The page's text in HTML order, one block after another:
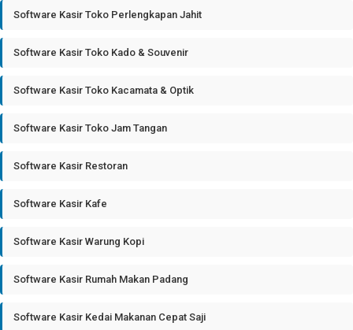
Software Kasir Toko Perlengkapan Jahit
Software Kasir Toko Kado & Souvenir
Software Kasir Toko Kacamata & Optik
Software Kasir Toko Jam Tangan
Software Kasir Restoran
Software Kasir Kafe
Software Kasir Warung Kopi
Software Kasir Rumah Makan Padang
Software Kasir Kedai Makanan Cepat Saji